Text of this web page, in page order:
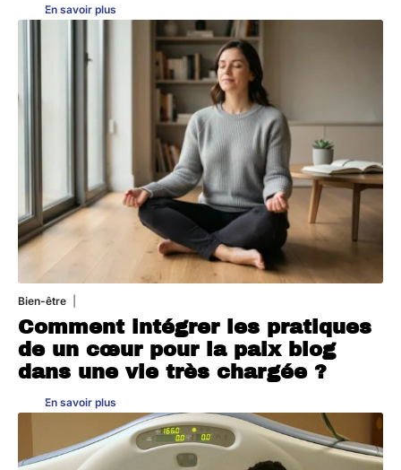
En savoir plus
Bien-être
Comment intégrer les pratiques
de un cœur pour la paix blog
dans une vie très chargée ?
En savoir plus